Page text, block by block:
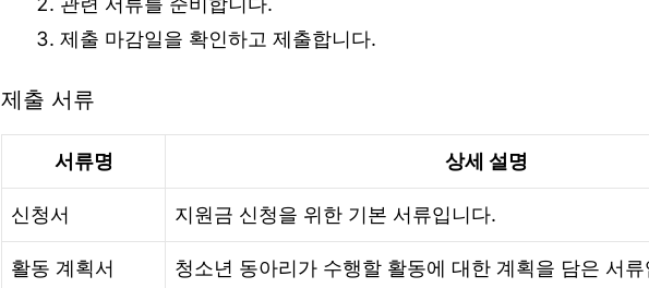
제출 마감일을 확인하고 제출합니다.
제출 서류
서류명 상세 설명
신청서 지원금 신청을 위한 기본 서류입니다.
활동 계획서 청소년 동아리가 수행할 활동에 대한 계획을 담은 서류